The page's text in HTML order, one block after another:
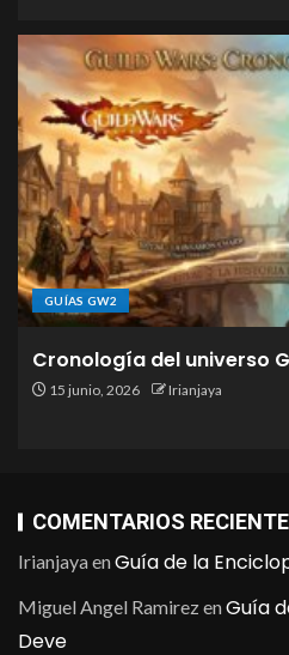
GUÍAS GW2
Cronología del universo
15 junio, 2026 Irianjaya
COMENTARIOS
IrianjayaenGuía de la
Miguel Angel RamirezenGuía
Deve